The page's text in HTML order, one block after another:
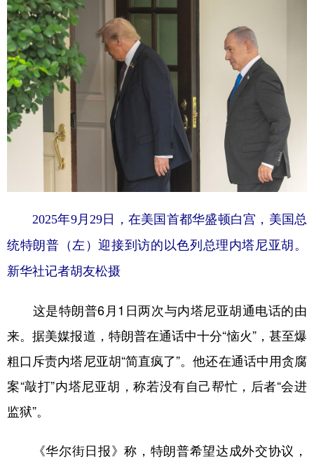
北京 天津
辽宁 吉林 江苏
浙江 安徽 江西
山东 河南 湖北
广东 广西 海南
贵州 云南 西藏
新疆 内蒙古 黑龙江
多语种频道
English Español Français عربى
Русский язык 日本語 한국어
Deutsch Português
2025年9月29日，在美国首都华盛顿白宫，美国总
统特朗普（左）迎接到访的以色列总理内塔尼亚胡。
新华社记者胡友松摄
这是特朗普6月1日两次与内塔尼亚胡通电话的由
来。据美媒报道，特朗普在通话中十分“恼火”，甚至爆
粗口斥责内塔尼亚胡“简直疯了”。他还在通话中用贪腐
案“敲打”内塔尼亚胡，称若没有自己帮忙，后者“会进
监狱”。
《华尔街日报》称，特朗普希望达成外交协议，